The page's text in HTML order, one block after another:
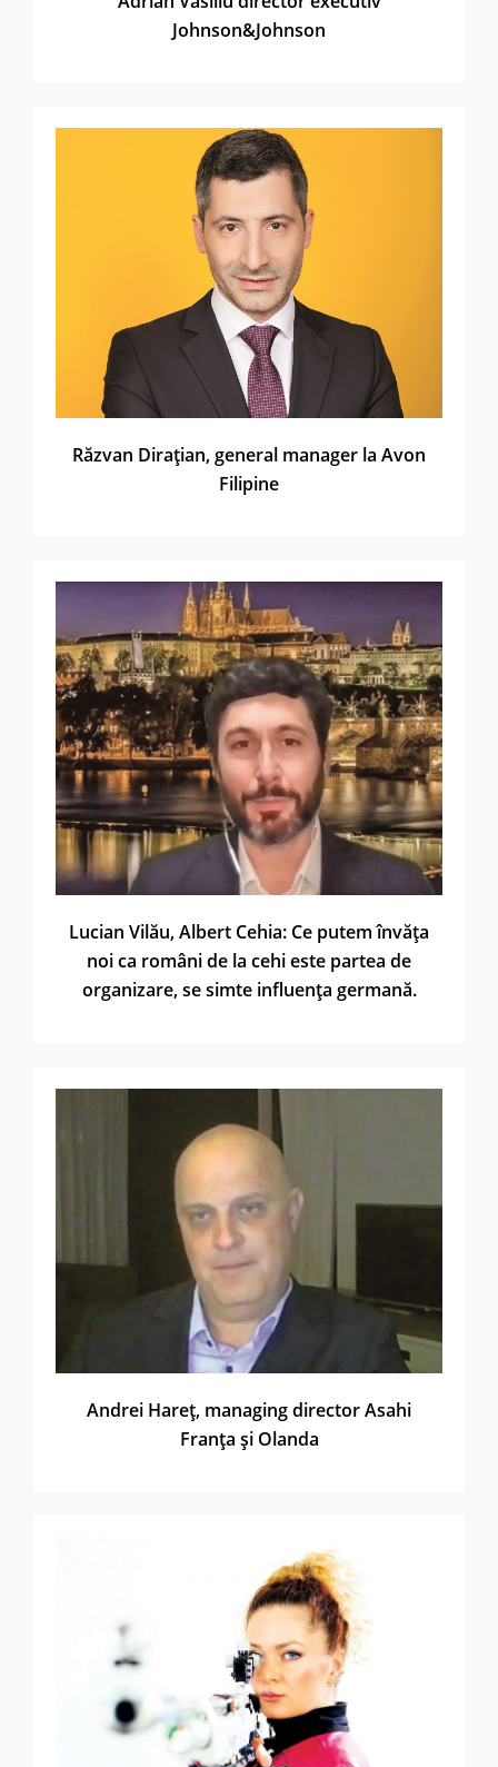
Johnson&Johnson
Răzvan Diraţian, general manager la Avon
Filipine
Lucian Vilău, Albert Cehia: Ce putem învăţa
noi ca români de la cehi este partea de
organizare, se simte influenţa germană.
Andrei Hareţ, managing director Asahi
Franţa şi Olanda